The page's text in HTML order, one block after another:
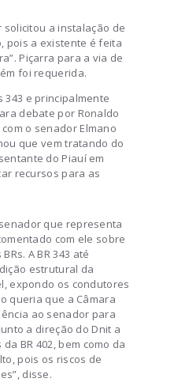
solicitou a instalação de
pois a existente é feita
Piçarra para a via de
foi requerida.
343 e principalmente
debate por Ronaldo
o senador Elmano
que vem tratando do
do Piauí em
recursos para as
que representa
com ele sobre
A BR 343 até
estrutural da
expondo os condutores
queria que a Câmara
ao senador para
a direção do Dnit a
BR 402, bem como da
pois os riscos de
disse.